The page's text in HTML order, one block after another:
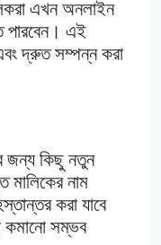
এখন অনলাইন
পারবেন। এই
দ্রুত সম্পন্ন করা
জন্য কিছু নতুন
মালিকের নাম
করা যাবে
কমানো সম্ভব